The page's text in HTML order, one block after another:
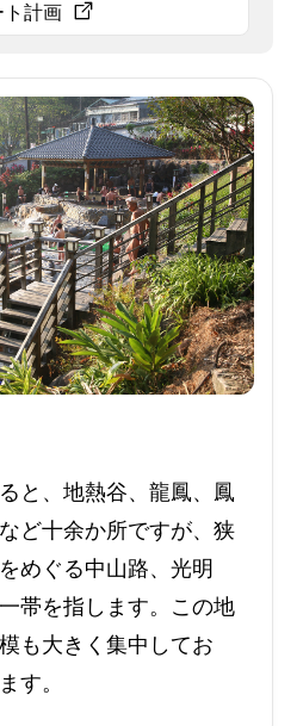
ト計画
と、地熱谷、龍鳳、鳳
ど十余か所ですが、狭
めぐる中山路、光明
帯を指します。この地
も大きく集中してお
す。